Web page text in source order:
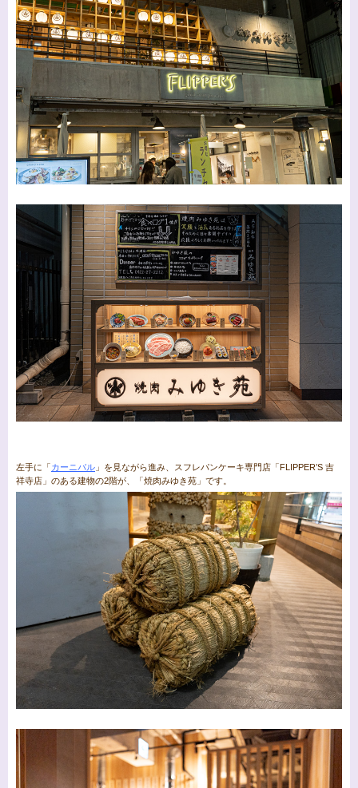
左手に「カーニバル 」を見ながら進み、スフレパンケーキ専門店「FLIPPER’S 吉
祥寺店」のある建物の2階が、「焼肉みゆき苑」です。